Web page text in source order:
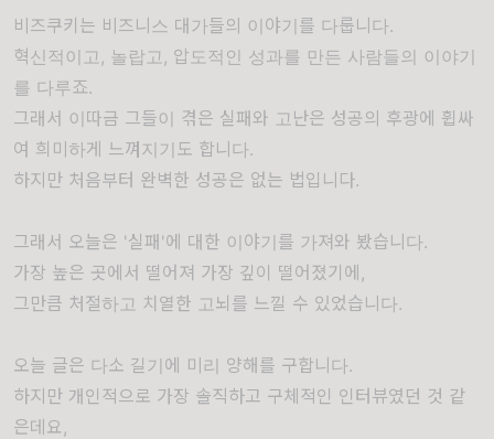
비즈쿠키는 비즈니스 대가들의 이야기를 다룹니다.
혁신적이고, 놀랍고, 압도적인 성과를 만든 사람들의 이야기
를 다루죠.
그래서 이따금 그들이 겪은 실패와 고난은 성공의 후광에 휩싸
여 희미하게 느껴지기도 합니다.
하지만 처음부터 완벽한 성공은 없는 법입니다.
그래서 오늘은 '실패'에 대한 이야기를 가져와 봤습니다.
가장 높은 곳에서 떨어져 가장 깊이 떨어졌기에,
그만큼 처절하고 치열한 고뇌를 느낄 수 있었습니다.
오늘 글은 다소 길기에 미리 양해를 구합니다.
하지만 개인적으로 가장 솔직하고 구체적인 인터뷰였던 것 같
은데요,